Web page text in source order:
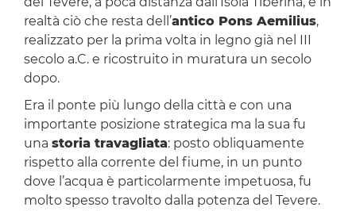
realtà ciò che resta dell’antico Pons Aemilius,
realizzato per la prima volta in legno già nel III
secolo a.C. e ricostruito in muratura un secolo
dopo.
Era il ponte più lungo della città e con una
importante posizione strategica ma la sua fu
una storia travagliata: posto obliquamente
rispetto alla corrente del fiume, in un punto
dove l’acqua è particolarmente impetuosa, fu
molto spesso travolto dalla potenza del Tevere.